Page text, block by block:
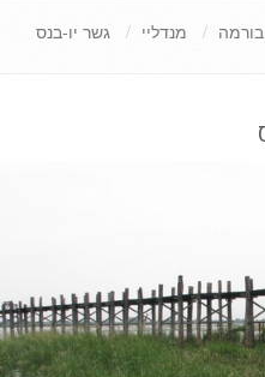
בורמה מנדליי גשר יו-בנס